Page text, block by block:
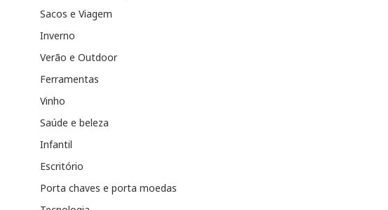
Sacos e Viagem
Inverno
Verão e Outdoor
Ferramentas
Vinho
Saúde e beleza
Infantil
Escritório
Porta chaves e porta moedas